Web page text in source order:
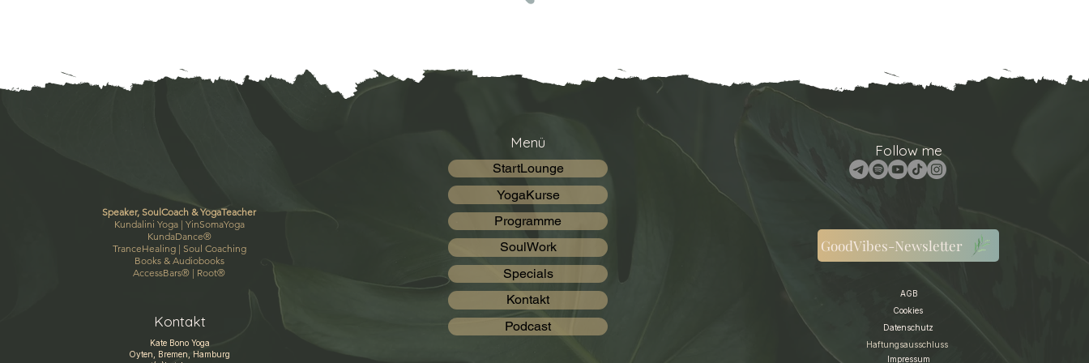
Speaker, SoulCoach & YogaTeacher
Kundalini Yoga | YinSomaYoga
KundaDance®
TranceHealing | Soul Coaching
Books & Audiobooks
AccessBars® | Root®
Kontakt
Kate Bono Yoga
Oyten, Bremen, Hamburg
Menü
StartLounge
YogaKurse
Programme
SoulWork
Specials
Kontakt
Podcast
Follow me
GoodVibes-Newsletter
AGB
Cookies
Datenschutz
Impressum
Haftungsausschluss